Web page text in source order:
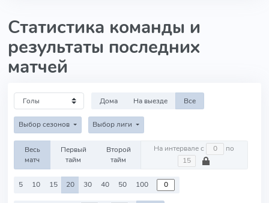
Статистика команды и
результаты последних
матчей
Дома На выезде Все
Выбор сезонов Выбор лиги
Весь
матч
Первый
тайм
Второй
тайм
На интервале с по
5 10 15 20 30 40 50 100